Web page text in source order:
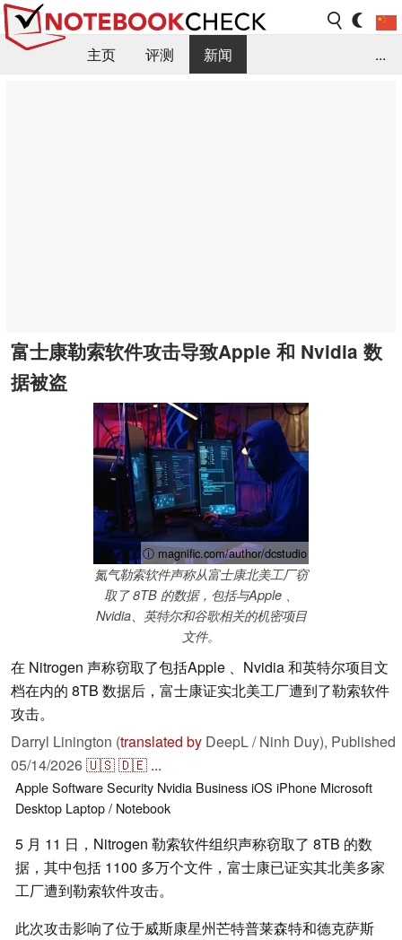
主页 评测
新闻
...
富士康勒索软件攻击导致Apple 和 Nvidia 数
据被盗
ⓘ magnific.com/author/dcstudio
氮气勒索软件声称从富士康北美工厂窃
取了 8TB 的数据，包括与Apple 、
Nvidia、英特尔和谷歌相关的机密项目
文件。
在 Nitrogen 声称窃取了包括Apple 、Nvidia 和英特尔项目文
档在内的 8TB 数据后，富士康证实北美工厂遭到了勒索软件
攻击。
Darryl Linington (translated by DeepL / Ninh Duy), Published
05/14/2026🇺🇸🇩🇪 ...
AppleSoftwareSecurity Nvidia BusinessiOS iPhone Microsoft
Desktop Laptop / Notebook
5 月 11 日，Nitrogen 勒索软件组织声称窃取了 8TB 的数
据，其中包括 1100 多万个文件，富士康已证实其北美多家
工厂遭到勒索软件攻击。
此次攻击影响了位于威斯康星州芒特普莱森特和德克萨斯